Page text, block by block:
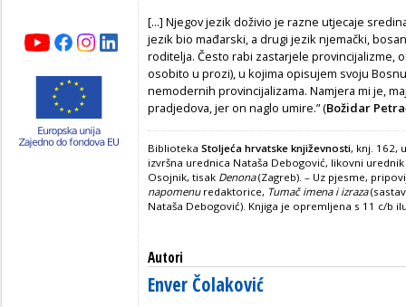
[...] Njegov jezik doživio je razne utjecaje
jezik bio mađarski, a drugi jezik njemački,
roditelja. Često rabi zastarjele provincijalizme,
osobito u prozi), u kojima opisujem svoju
nemodernih provincijalizama. Namjera mi je,
pradjedova, jer on naglo umire.” (Božidar
Biblioteka Stoljeća hrvatske književnosti, knj. 162,
izvršna urednica Nataša Debogović, likovni
Osojnik, tisak Denona(Zagreb). – Uz pjesme,
napomenu redaktorice, Tumač imena i izraza
Nataša Debogović). Knjiga je opremljena s 11 c/b
Autori
Enver Čolaković